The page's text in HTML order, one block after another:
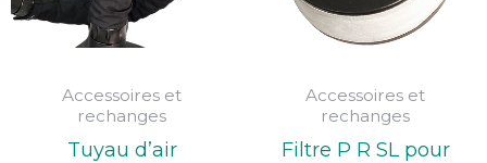
Accessoires et
rechanges
Tuyau d’air
Accessoires et
rechanges
Filtre P R SL pour